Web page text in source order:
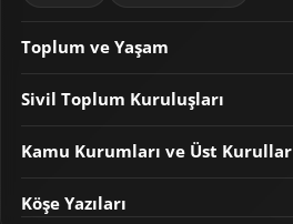
Toplum ve Yaşam
Sivil Toplum Kuruluşları
Kamu Kurumları ve Üst Kurullar
Köşe Yazıları